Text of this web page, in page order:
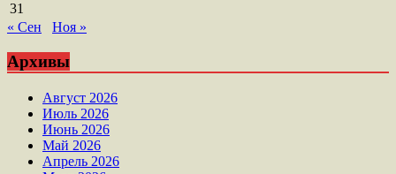
31
« Сен
Ноя »
Архивы
Август 2026
Июль 2026
Июнь 2026
Май 2026
Апрель 2026